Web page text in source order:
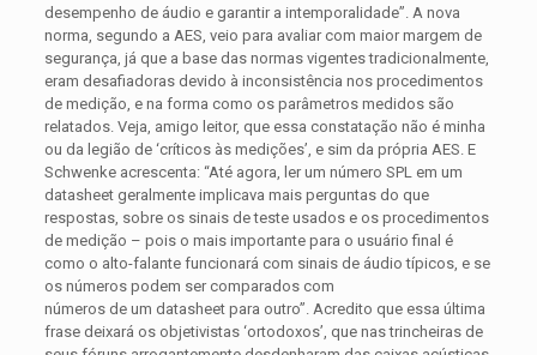
desempenho de áudio e garantir a intemporalidade”. A nova
norma, segundo a AES, veio para avaliar com maior margem de
segurança, já que a base das normas vigentes tradicionalmente,
eram desafiadoras devido à inconsistência nos procedimentos
de medição, e na forma como os parâmetros medidos são
relatados. Veja, amigo leitor, que essa constatação não é minha
ou da legião de ‘críticos às medições’, e sim da própria AES. E
Schwenke acrescenta: “Até agora, ler um número SPL em um
datasheet geralmente implicava mais perguntas do que
respostas, sobre os sinais de teste usados e os procedimentos
de medição – pois o mais importante para o usuário final é
como o alto-falante funcionará com sinais de áudio típicos, e se
os números podem ser comparados com
números de um datasheet para outro”. Acredito que essa última
frase deixará os objetivistas ‘ortodoxos’, que nas trincheiras de